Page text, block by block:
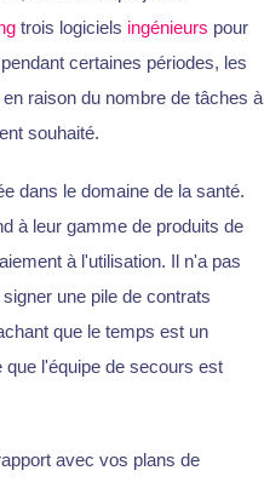
trois logiciels ingénieurs pour
certaines périodes, les
raison du nombre de tâches à
souhaité.
dans le domaine de la santé.
à leur gamme de produits de
à l'utilisation. Il n'a pas
une pile de contrats
que le temps est un
l'équipe de secours est
avec vos plans de